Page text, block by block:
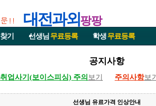
대전과외팡팡
찾기 선생님 무료등록 학생무료등록
공지사항
취업사기(보이스피싱) 주의 보기 주의사항보기
선생님 유료가격 인상안내